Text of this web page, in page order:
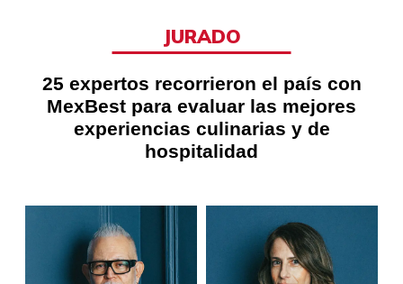
JURADO
25 expertos recorrieron el país con
MexBest para evaluar las mejores
experiencias culinarias y de
hospitalidad